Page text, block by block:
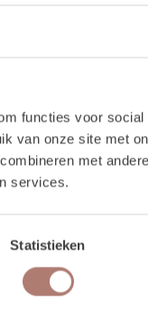
functies voor
van onze site met
met
services.
Statistieken